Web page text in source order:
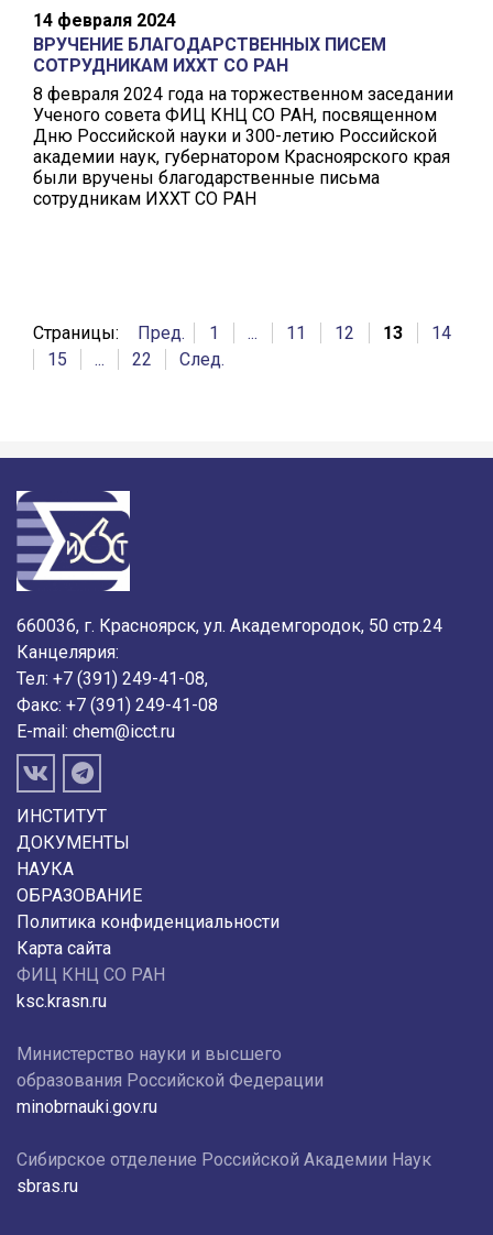
14 февраля 2024
ВРУЧЕНИЕ БЛАГОДАРСТВЕННЫХ ПИСЕМ
СОТРУДНИКАМ ИХХТ СО РАН
8 февраля 2024 года на торжественном заседании
Ученого совета ФИЦ КНЦ СО РАН, посвященном
Дню Российской науки и 300-летию Российской
академии наук, губернатором Красноярского края
были вручены благодарственные письма
сотрудникам ИХХТ СО РАН
Страницы: Пред. 1 ... 11 12 13
14
15
... 22 След.
660036, г. Красноярск, ул. Академгородок, 50 стр.24
Канцелярия:
Тел: +7 (391) 249-41-08,
Факс: +7 (391) 249-41-08
E-mail: chem@icct.ru
ИНСТИТУТ
ДОКУМЕНТЫ
НАУКА
ОБРАЗОВАНИЕ
Политика конфиденциальности
Карта сайта
ФИЦ КНЦ СО РАН
ksc.krasn.ru
Министерство науки и высшего
образования Российской Федерации
minobrnauki.gov.ru
Сибирское отделение Российской Академии Наук
sbras.ru